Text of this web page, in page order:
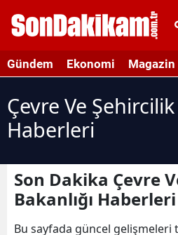
Gündem Ekonomi Magazin
Çevre Ve Şehircilik
Haberleri
Son Dakika Çevre
Bakanlığı Haberleri
Bu sayfada güncel gelişmeleri